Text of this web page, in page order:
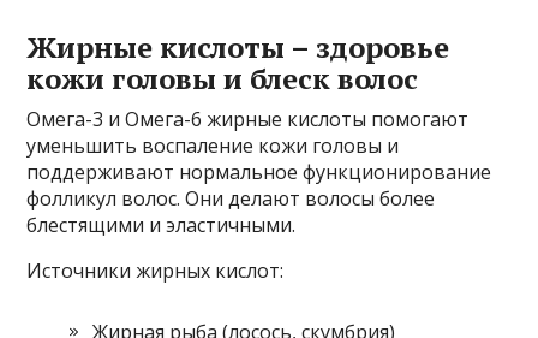
Жирные кислоты – здоровье
кожи головы и блеск волос
Омега-3 и Омега-6 жирные кислоты помогают
уменьшить воспаление кожи головы и
поддерживают нормальное функционирование
фолликул волос. Они делают волосы более
блестящими и эластичными.
Источники жирных кислот:
Жирная рыба (лосось, скумбрия)